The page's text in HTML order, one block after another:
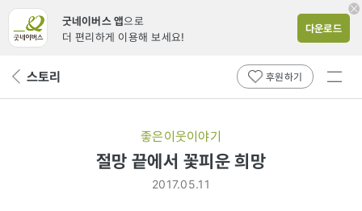
굿네이버스 앱으로
더 편리하게 이용해 보세요!
다운로드
뒤 스토리 후원하기
전체
좋은이웃이야기
절망 끝에서 꽃피운 희망
2017.05.11